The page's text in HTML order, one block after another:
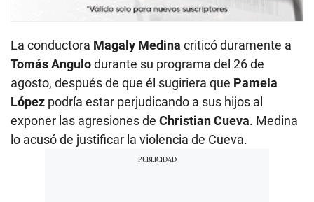
La conductora Magaly Medina criticó duramente a
Tomás Angulodurante su programa del 26 de
agosto, después de que él sugiriera que Pamela
López podría estar perjudicando a sus hijos al
exponer las agresiones de Christian Cueva. Medina
lo acusó de justificar la violencia de Cueva.